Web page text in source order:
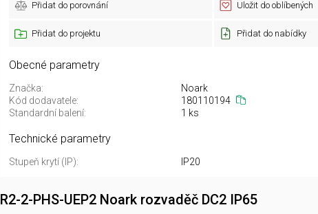
Přidat do porovnání Uložit do oblíbených
Přidat do projektu Přidat do nabídky
Obecné parametry
Značka: Noark
Kód dodavatele:
180110194
Standardní balení:
1 ks
Technické parametry
Stupeň krytí (IP): IP20
R2-2-PHS-UEP2 Noark rozvaděč DC2 IP65